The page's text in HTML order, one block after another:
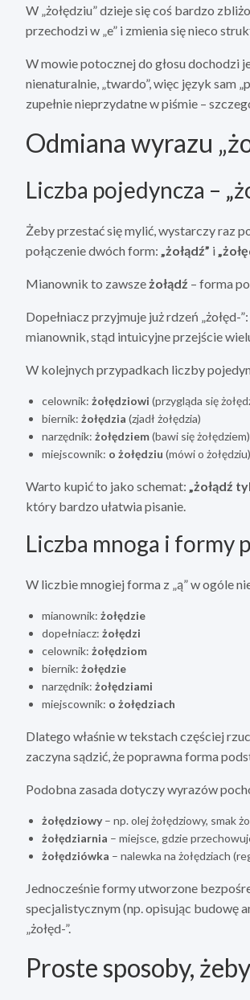
W „żołędziu” dzieje się coś bardzo
przechodzi w „e” i zmienia się nieco
W mowie potocznej do głosu dochodzi
nienaturalnie, „twardo”, więc język sam
zupełnie nieprzydatne w piśmie –
Odmiana wyrazu
Liczba pojedyncza –
Żeby przestać się mylić, wystarczy raz
połączenie dwóch form: „żołądź” i
Mianownik to zawszeżołądź – forma
Dopełniacz przyjmuje już rdzeń „żołęd-”:
mianownik, stąd intuicyjne przejście
W kolejnych przypadkach liczby
celownik: żołędziowi (przygląda się
biernik: żołędzia (zjadł żołędzia)
narzędnik: żołędziem(bawi się żołędziem)
miejscownik: o żołędziu (mówi o żołędziu)
Warto kupić to jako schemat: „żołądź
który bardzo ułatwia pisanie.
Liczba mnoga i formy
W liczbie mnogiej forma z „ą” w ogóle
mianownik: żołędzie
dopełniacz: żołędzi
celownik: żołędziom
biernik: żołędzie
narzędnik: żołędziami
miejscownik: o żołędziach
Dlatego właśnie w tekstach częściej
zaczyna sądzić, że poprawna forma
Podobna zasada dotyczy wyrazów
żołędziowy– np. olej żołędziowy, smak
żołędziarnia – miejsce, gdzie
żołędziówka – nalewka na żołędziach
Jednocześnie formy utworzone
specjalistycznym (np. opisując budowę
„żołęd-”.
Proste sposoby,